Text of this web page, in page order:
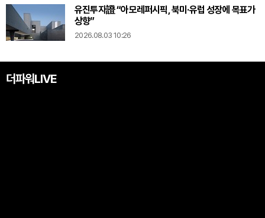
유진투자證 “아모레퍼시픽, 북미·유럽 성장에 목표가
상향”
2026.08.03 10:26
더파워LIVE